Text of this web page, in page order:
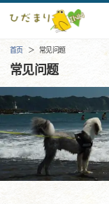
首页 常见问题
常见问题